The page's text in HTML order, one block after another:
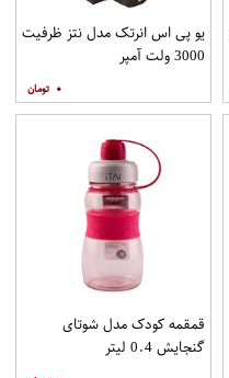
یو پی اس انرتک مدل نتز ظرفیت
3000 ولت آمپر
۰
قمقمه کودک مدل شوتای
گنجایش 0.4 لیتر